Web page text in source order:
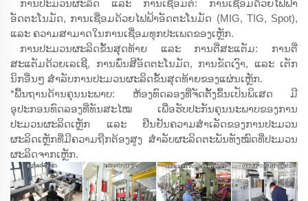
ການປະມວນຜະລິດ ແລະ ການເຊື່ອມຕໍ່: ການເຊື່ອມດ້ວຍໄຟຟ້າ
ອັດຕະໂນມັດ, ການເຊື່ອມດ້ວຍໄຟຟ້າອັດຕະໂນມັດ (MIG, TIG, Spot),
ແລະ ຄວາມສາມາດໃນການເຊື່ອມທຸກປະເພດຂອງເຫຼັກ.
ການປະມວນຜະລິດຂັ້ນສຸດທ້າຍ ແລະ ການຕີ່ສະແຕັມ: ການຕີ່
ສະແຕັມດ້ວຍເລເຊີ, ການພົ່ນສີອັດຕະໂນມັດ, ການຂັດເງົາ, ແລະ ເຕັກ
ນິກອື່ນໆ ສຳລັບການປະມວນຜະລິດຂັ້ນສຸດທ້າຍຂອງແຜ່ນເຫຼັກ.
*ພື້ນຖານດ້ານຄຸນນະພາບ: ຫ້ອງທົດລອງທີ່ຈັດຕັ້ງຂຶ້ນເປັນພິເສດ ມີ
ອຸປະກອນທົດລອງທີ່ທັນສະໄໝ ເພື່ອຮັບປະກັນຄຸນນະພາບຂອງການ
ປະມວນຜະລິດເຫຼັກ ແລະ ຢືນຢັນຄວາມສຳເລັດຂອງການປະມວນ
ຜະລິດເຫຼັກທີ່ມີຄວາມຖືກຕ້ອງສູງ ສຳລັບຜະລິດຕະພັນທັງໝົດທີ່ປະມວນ
ຜະລິດຈາກເຫຼັກ.